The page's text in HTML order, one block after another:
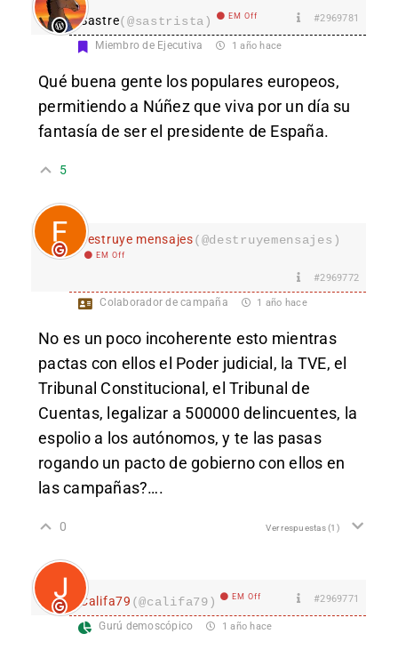
Sastre(@sastrista) EM Off #2969781
Miembro de Ejecutiva 1 año hace
Qué buena gente los populares europeos,
permitiendo a Núñez que viva por un día su
fantasía de ser el presidente de España.
5
destruye mensajes(@destruyemensajes)
EM Off
#2969772
Colaborador de campaña 1 año hace
No es un poco incoherente esto mientras
pactas con ellos el Poder judicial, la TVE, el
Tribunal Constitucional, el Tribunal de
Cuentas, legalizar a 500000 delincuentes, la
espolio a los autónomos, y te las pasas
rogando un pacto de gobierno con ellos en
las campañas?….
0 Ver respuestas(1)
Califa79 (@califa79) EM Off #2969771
Gurú demoscópico 1 año hace